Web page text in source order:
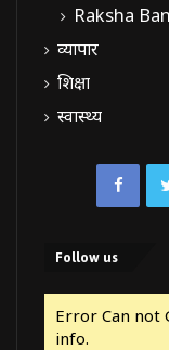
Raksha
व्यापार
शिक्षा
स्वास्थ्य
Follow us
Error Can not
info.